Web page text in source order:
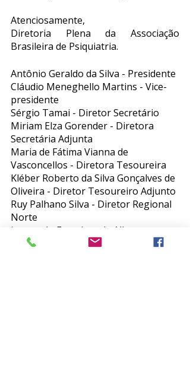
Atenciosamente,
Diretoria Plena da Associação
Brasileira de Psiquiatria.
Antônio Geraldo da Silva - Presidente
Cláudio Meneghello Martins - Vice-
presidente
Sérgio Tamai - Diretor Secretário
Miriam Elza Gorender - Diretora
Secretária Adjunta
Maria de Fátima Vianna de
Vasconcellos - Diretora Tesoureira
Kléber Roberto da Silva Gonçalves de
Oliveira - Diretor Tesoureiro Adjunto
Ruy Palhano Silva - Diretor Regional
Norte
Leonardo Francisco de Albuquerque
Barbosa - Diretor Regional Nordeste